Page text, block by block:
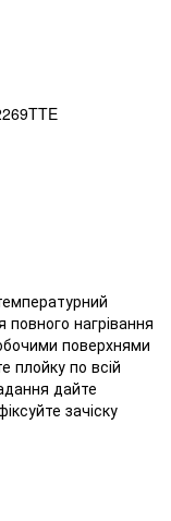
нагрівання
поверхнями
плойку по всій
дайте
зачіску